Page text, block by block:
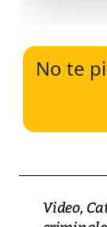
No te
Video,